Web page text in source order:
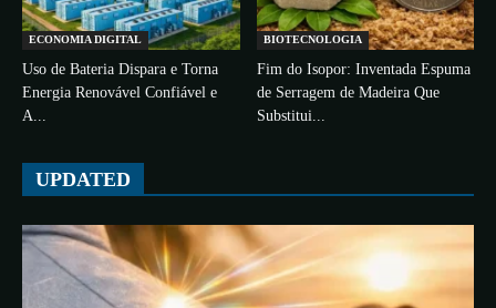
ECONOMIA DIGITAL
Uso de Bateria Dispara e Torna
Energia Renovável Confiável e
A...
BIOTECNOLOGIA
Fim do Isopor: Inventada Espuma
de Serragem de Madeira Que
Substitui...
UPDATED